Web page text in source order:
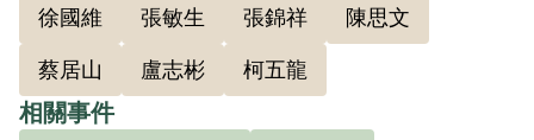
序，如舉行偽國慶日、唱匪歌、控制監房
其他人犯使一致不吃飯、不散步，於教育
小組抗不發言、故意多留飯食、藥品棄入
糞桶以作匪經濟鬥爭等行為。1956年經臺
徐國維 張敏生 張錦祥 陳思文
蔡居山 盧志彬 柯五龍
相關事件